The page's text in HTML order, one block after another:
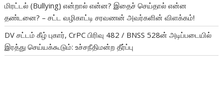
மிரட்டல் (Bullying) என்றால் என்ன? இதைச் செய்தால் என்ன
தண்டனை? – சட்ட வழிகாட்டி சரவணன் அவர்களின் விளக்கம்!
DV சட்டம் கீழ் புகார், CrPC பிரிவு 482 / BNSS 528ன் அடிப்படையில்
இரத்து செய்யக்கூடும்: உச்சநீதிமன்ற தீர்ப்பு